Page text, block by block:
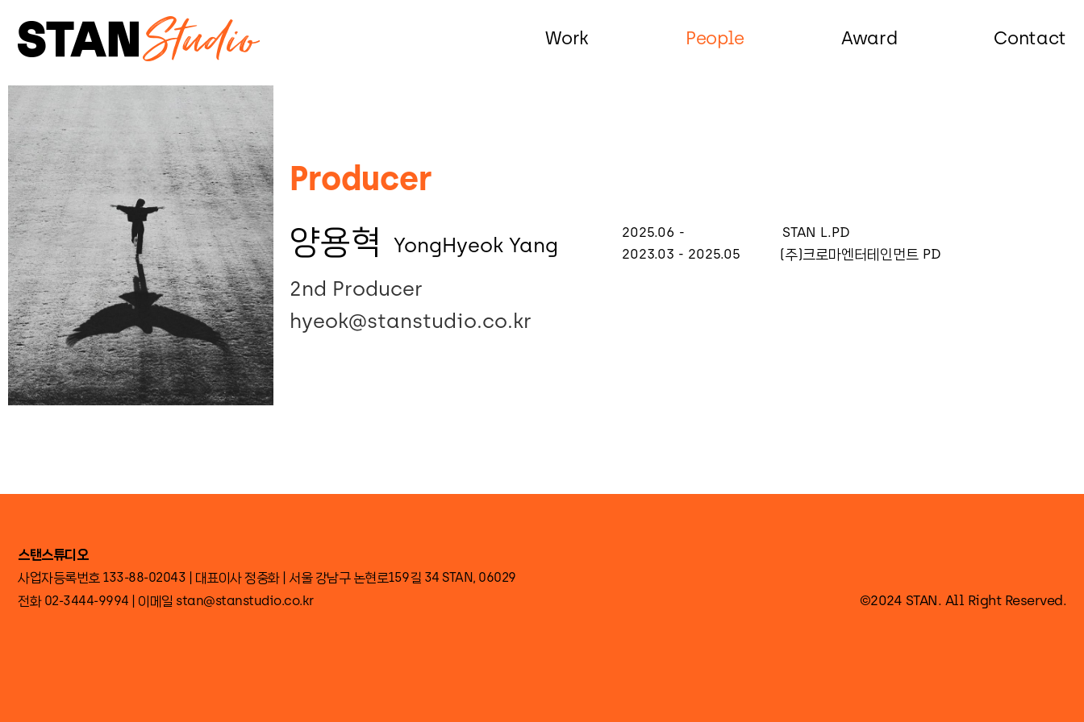
main
STAN
STUDIO
Work People Award Contact
Producer
양용혁
YongHyeok Yang
2nd Producer
hyeok@stanstudio.co.kr
2025.06 -
STAN L.PD
2023.03 - 2025.05
(주)크로마엔터테인먼트 PD
스탠스튜디오
사업자등록번호 133-88-02043 | 대표이사 정중화
서울 강남구 논현로159길 34 STAN, 06029
전화 02-3444-9994 | 이메일 stan@stanstudio.co.kr
©2024 STAN. All Right Reserved.